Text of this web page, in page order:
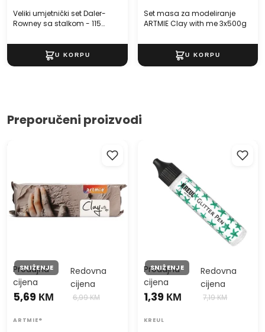
Veliki umjetnički set Daler-
Rowney sa stalkom - 115
Set masa za modeliranje
ARTMIE Clay with me 3x500g
Preporučeni proizvodi
Samostvrdnuća masa za
modeliranje ARTMIE Clay with
SNIŽENJE
Prodajna
cijena
5,69 КМ
Redovna
cijena
6,99 КМ
ARTMIE®
SNIŽENJE
Prodajna
cijena
1,39 КМ
Redovna
cijena
7,19 КМ
KREUL